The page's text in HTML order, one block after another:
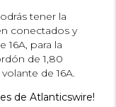
tener la
conectados y
para la
de 1,80
de 16A.
de Atlanticswire!